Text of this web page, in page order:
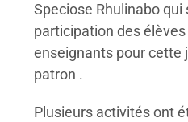
Speciose Rhulinabo qui
participation des
enseignants pour cette
patron .
Plusieurs activités ont